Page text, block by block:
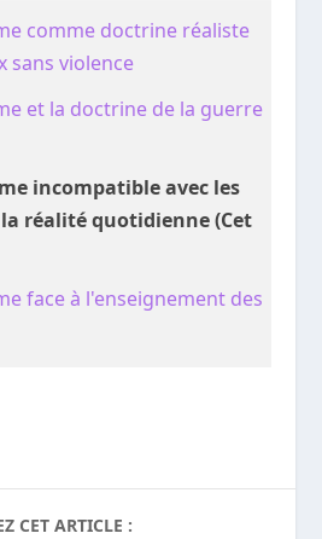
comme doctrine réaliste
sans violence
et la doctrine de la guerre
incompatible avec les
réalité quotidienne (Cet
face à l'enseignement des
CET ARTICLE :